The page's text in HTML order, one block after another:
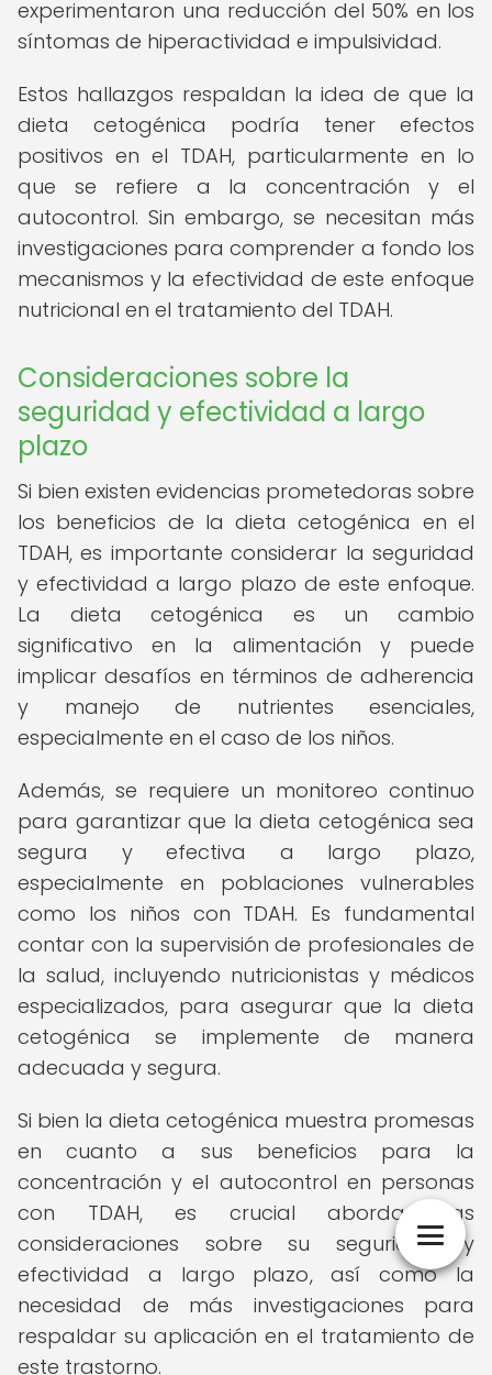
experimentaron una reducción del 50% en los
síntomas de hiperactividad e impulsividad.
Estos hallazgos respaldan la idea de que la
dieta cetogénica podría tener efectos
positivos en el TDAH, particularmente en lo
que se refiere a la concentración y el
autocontrol. Sin embargo, se necesitan más
investigaciones para comprender a fondo los
mecanismos y la efectividad de este enfoque
nutricional en el tratamiento del TDAH.
Consideraciones sobre la
seguridad y efectividad a largo
plazo
Si bien existen evidencias prometedoras sobre
los beneficios de la dieta cetogénica en el
TDAH, es importante considerar la seguridad
y efectividad a largo plazo de este enfoque.
La dieta cetogénica es un cambio
significativo en la alimentación y puede
implicar desafíos en términos de adherencia
y manejo de nutrientes esenciales,
especialmente en el caso de los niños.
Además, se requiere un monitoreo continuo
para garantizar que la dieta cetogénica sea
segura y efectiva a largo plazo,
especialmente en poblaciones vulnerables
como los niños con TDAH. Es fundamental
contar con la supervisión de profesionales de
la salud, incluyendo nutricionistas y médicos
especializados, para asegurar que la dieta
cetogénica se implemente de manera
adecuada y segura.
Si bien la dieta cetogénica muestra promesas
en cuanto a sus beneficios para la
concentración y el autocontrol en personas
con TDAH, es crucial abordar las
consideraciones sobre su seguridad y
efectividad a largo plazo, así como la
necesidad de más investigaciones para
respaldar su aplicación en el tratamiento de
este trastorno.